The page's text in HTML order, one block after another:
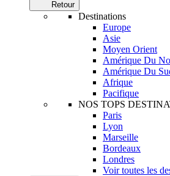
Retour
Destinations
Europe
Asie
Moyen Orient
Amérique Du
Amérique Du
Afrique
Pacifique
NOS TOPS
Paris
Lyon
Marseille
Bordeaux
Londres
Voir toutes les